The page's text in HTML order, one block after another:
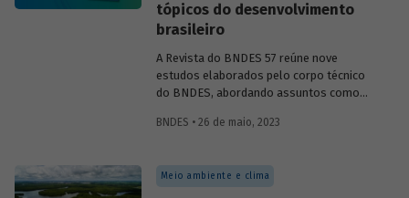
tópicos do desenvolvimento
brasileiro
A Revista do BNDES 57 reúne nove
estudos elaborados pelo corpo técnico
do BNDES, abordando assuntos como
saúde no território da Amazônia Legal,
BNDES • 26 de maio, 2023
Meio ambiente e clima